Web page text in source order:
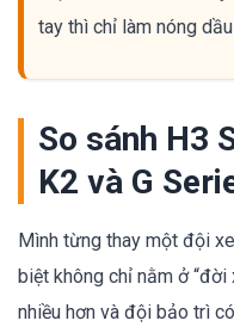
tay thì chỉ làm nóng dầu
So sánh H3
K2 và G
Mình từng thay một đội
biệt không chỉ nằm ở
nhiều hơn và đội bảo trì